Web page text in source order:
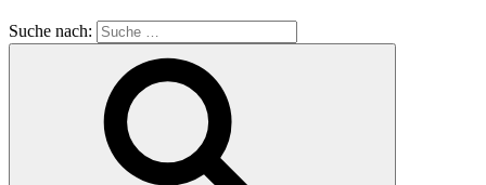
Suche nach: